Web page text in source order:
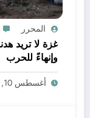
المحرر
غزة لا تريد
وإنهاءً للحرب
أغسطس 10, 2026